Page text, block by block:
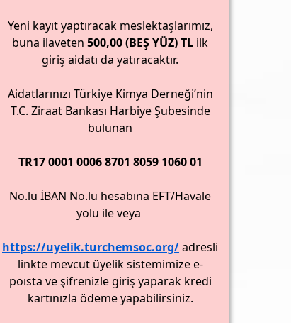
Yeni kayıt yaptıracak meslektaşlarımız,
buna ilaveten 500,00 (BEŞ YÜZ) TL ilk
giriş aidatı da yatıracaktır.
Aidatlarınızı Türkiye Kimya Derneği’nin
T.C. Ziraat Bankası Harbiye Şubesinde
bulunan
TR17 0001 0006 8701 8059 1060 01
No.lu İBAN No.lu hesabına EFT/Havale
yolu ile veya
https://uyelik.turchemsoc.org/adresli
linkte mevcut üyelik sistemimize e-
poısta ve şifrenizle giriş yaparak kredi
kartınızla ödeme yapabilirsiniz.